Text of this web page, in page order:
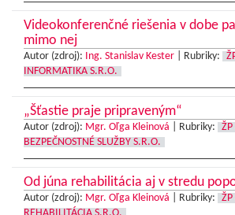
Videokonferenčné riešenia v dobe
mimo nej
Autor (zdroj): Ing. Stanislav Kester Rubriky:
INFORMATIKA S.R.O.
„Šťastie praje pripraveným“
Autor (zdroj): Mgr. Oľga Kleinová Rubriky: ŽP
BEZPEČNOSTNÉ SLUŽBY S.R.O.
Od júna rehabilitácia aj v stredu
Autor (zdroj): Mgr. Oľga Kleinová Rubriky: ŽP